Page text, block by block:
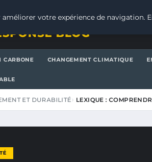
BLOG
CARBONE CHANGEMENT CLIMATIQUE
ET DURABILITÉ LEXIQUE :
votre expérience de